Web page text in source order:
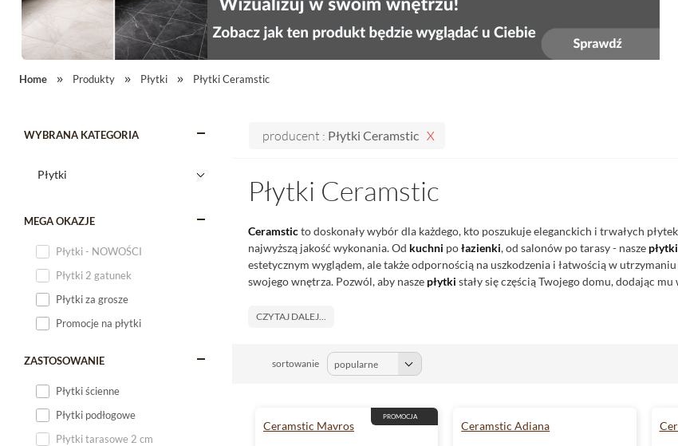
Home Produkty Płytki Płytki Ceramstic
WYBRANA KATEGORIA
MEGA OKAZJE
Płytki - NOWOŚCI
Płytki 2 gatunek
Płytki za grosze
Promocje na płytki
ZASTOSOWANIE
Płytki ścienne
Płytki podłogowe
Płytki tarasowe 2 cm
producent : Płytki Ceramstic
Płytki Ceramstic
Ceramsticto doskonały wybór dla każdego, kto poszukuje eleganckich i trwałych
najwyższą jakość wykonania. Od kuchni połazienki, od salonów po tarasy - nasze płytki
estetycznym wyglądem, ale także odpornością na uszkodzenia i łatwością w
swojego wnętrza. Pozwól, aby nasze płytki stały się częścią Twojego domu, dodając
CZYTAJ DALEJ...
sortowanie
PROMOCJA
Ceramstic Mavros Ceramstic Adiana